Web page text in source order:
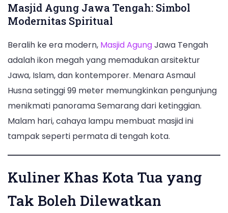
Masjid Agung Jawa Tengah: Simbol
Modernitas Spiritual
Beralih ke era modern, Masjid AgungJawa Tengah
adalah ikon megah yang memadukan arsitektur
Jawa, Islam, dan kontemporer. Menara Asmaul
Husna setinggi 99 meter memungkinkan pengunjung
menikmati panorama Semarang dari ketinggian.
Malam hari, cahaya lampu membuat masjid ini
tampak seperti permata di tengah kota.
Kuliner Khas Kota Tua yang
Tak Boleh Dilewatkan